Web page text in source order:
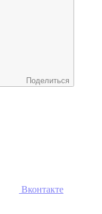
Поделиться
Вконтакте